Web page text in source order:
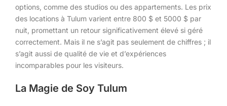
options, comme des studios ou des appartements. Les prix
des locations à Tulum varient entre 800 $ et 5000 $ par
nuit, promettant un retour significativement élevé si géré
correctement. Mais il ne s’agit pas seulement de chiffres ; il
s’agit aussi de qualité de vie et d’expériences
incomparables pour les visiteurs.
La Magie de Soy Tulum